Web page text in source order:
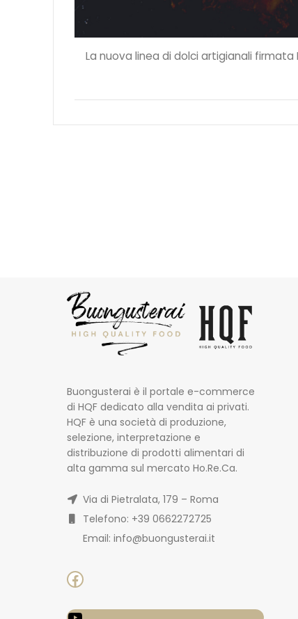
La nuova linea di dolci artigianali
Buongusterai è il portale e-commerce
di HQF dedicato alla vendita ai privati.
HQF è una società di produzione,
selezione, interpretazione e
distribuzione di prodotti alimentari di
alta gamma sul mercato Ho.Re.Ca.
Via di Pietralata, 179 – Roma
Telefono: +39 0662272725
Email: info@buongusterai.it